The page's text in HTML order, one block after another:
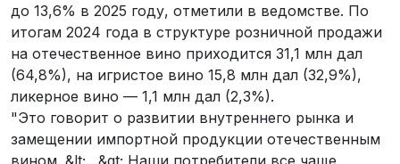
до 13,6% в 2025 году, отметили в ведомстве. По
итогам 2024 года в структуре розничной продажи
на отечественное вино приходится 31,1 млн дал
(64,8%), на игристое вино 15,8 млн дал (32,9%),
ликерное вино — 1,1 млн дал (2,3%).
"Это говорит о развитии внутреннего рынка и
замещении импортной продукции отечественным
вином. &lt;…&gt; Наши потребители все чаще